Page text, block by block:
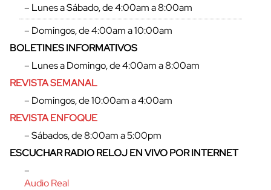
– Lunes a Sábado, de 4:00am a 8:00am
– Domingos, de 4:00am a 10:00am
BOLETINES INFORMATIVOS
– Lunes a Domingo, de 4:00am a 8:00am
REVISTA SEMANAL
– Domingos, de 10:00am a 4:00am
REVISTA ENFOQUE
– Sábados, de 8:00am a 5:00pm
ESCUCHAR RADIO RELOJ EN VIVO POR INTERNET
–
Audio Real